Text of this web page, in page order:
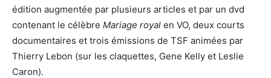
édition augmentée par plusieurs articles et par un dvd
contenant le célèbre Mariage royal en VO, deux courts
documentaires et trois émissions de TSF animées par
Thierry Lebon (sur les claquettes, Gene Kelly et Leslie
Caron).